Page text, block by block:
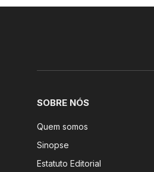
SOBRE NÓS
Quem somos
Sinopse
Estatuto Editorial